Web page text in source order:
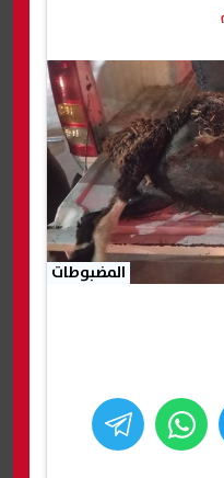
المضبوطات